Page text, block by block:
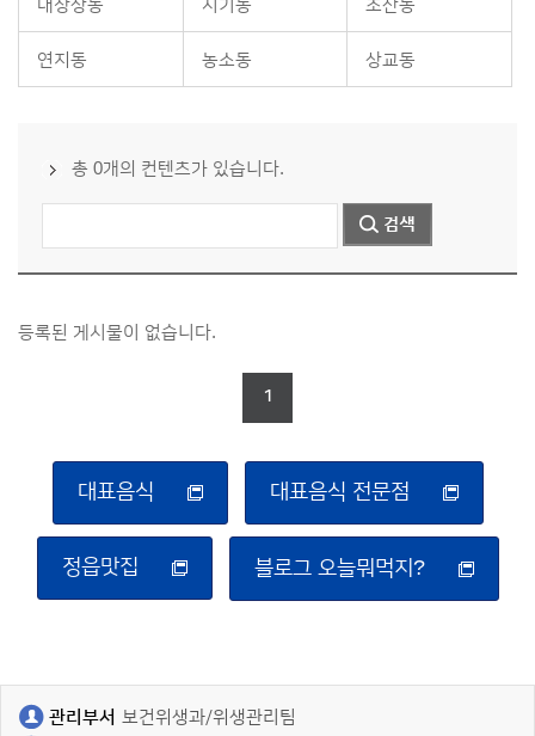
내장상동 시기동 초산동
연지동 농소동 상교동
총 0개의 컨텐츠가 있습니다.
등록된 게시물이 없습니다.
1
대표음식 대표음식 전문점
정읍맛집 블로그 오늘뭐먹지?
관리부서 보건위생과/위생관리팀